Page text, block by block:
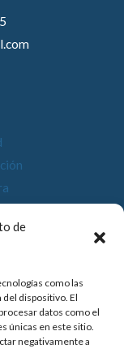
de
como las
dispositivo. El
datos como el
únicas en este sitio.
negativamente a